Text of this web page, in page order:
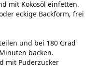
mit Kokosöl einfetten.
eckige Backform, frei
und bei 180 Grad
backen.
mit Puderzucker